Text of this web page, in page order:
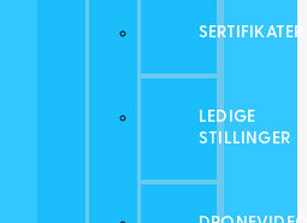
SERTIFIKATER
LEDIGE
STILLINGER